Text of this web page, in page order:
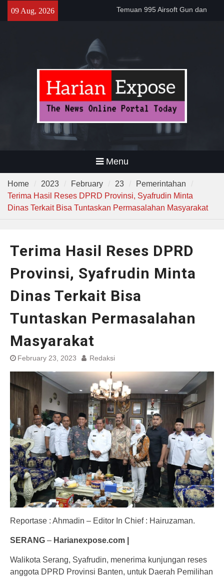
09 Aug, 2026
Filosofi Memukul Bedug
Menu
Home 2023 February 23
Pemerintahan
Terima Hasil Reses DPRD Provinsi, Syafrudin Minta
Dinas Terkait Bisa Tuntaskan Permasalahan Masyarakat
Terima Hasil Reses DPRD
Provinsi, Syafrudin Minta
Dinas Terkait Bisa
Tuntaskan Permasalahan
Masyarakat
February 23, 2023 Redaksi
Reportase : Ahmadin – Editor In Chief : Hairuzaman.
SERANG – Harianexpose.com |
Walikota Serang, Syafrudin, menerima kunjungan reses
anggota DPRD Provinsi Banten, untuk Daerah Pemilihan